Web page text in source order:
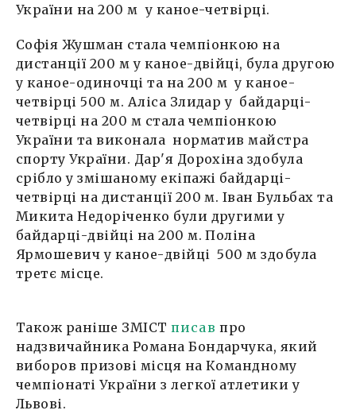
України на 200 м у каное-четвірці.
Софія Жушман стала чемпіонкою на
дистанції 200 м у каное-двійці, була другою
у каное-одиночці та на 200 м у каное-
четвірці 500 м. Аліса Злидар у байдарці-
четвірці на 200 м стала чемпіонкою
України та виконала норматив майстра
спорту України. Дар'я Дорохіна здобула
срібло у змішаному екіпажі байдарці-
четвірці на дистанції 200 м. Іван Бульбах та
Микита Недоріченко були другими у
байдарці-двійці на 200 м. Поліна
Ярмошевич у каное-двійці 500 м здобула
третє місце.
Також раніше ЗМІСТписав про
надзвичайника Романа Бондарчука, який
виборов призові місця на Командному
чемпіонаті України з легкої атлетики у
Львові.